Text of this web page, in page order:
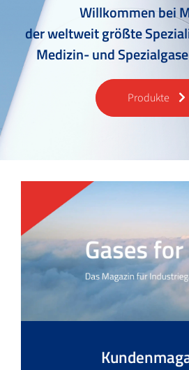
Willkommen bei
der weltweit größte
Medizin- und
Produkte